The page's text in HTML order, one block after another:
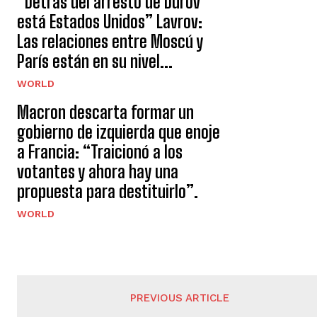
está Estados Unidos” Lavrov:
Las relaciones entre Moscú y
París están en su nivel...
WORLD
Macron descarta formar un
gobierno de izquierda que enoje
a Francia: “Traicionó a los
votantes y ahora hay una
propuesta para destituirlo”.
WORLD
PREVIOUS ARTICLE